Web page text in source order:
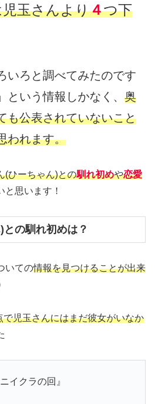
玉さんより４つ下
いろと調べてみたのです
」という情報しかなく、 奥
も公表されていないこと
われます。
(ひーちゃん)との馴れ初めや恋愛
思います！
の馴れ初めは？
いての情報を見つけることが出来
で児玉さんにはまだ彼女がいなか
イクラの回』